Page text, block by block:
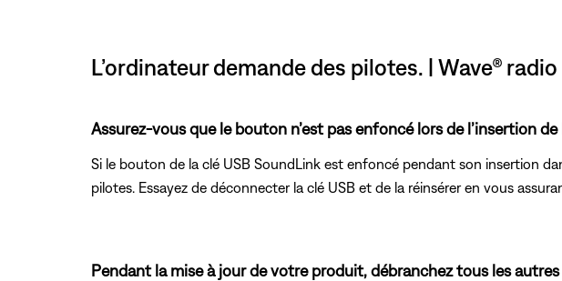
L’ordinateur demande des pilotes. | Wave® radio
Assurez-vous que le bouton n’est pas enfoncé lors de l’insertion
Si le bouton de la clé USB SoundLink est enfoncé pendant son insertion
pilotes. Essayez de déconnecter la clé USB et de la réinsérer en vous
Pendant la mise à jour de votre produit, débranchez tous les